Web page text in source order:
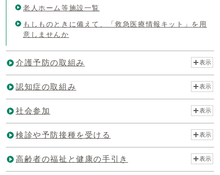
老人ホーム等施設一覧
もしものときに備えて、「救急医療情報キット」を用
意しませんか
介護予防の取組み 表示
認知症の取組み 表示
社会参加 表示
検診や予防接種を受ける 表示
高齢者の福祉と健康の手引き 表示